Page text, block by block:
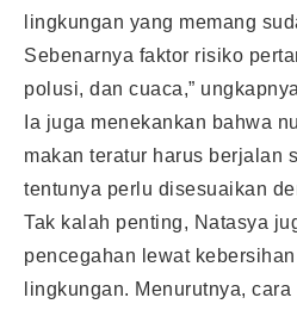
lingkungan yang memang
Sebenarnya faktor risiko
polusi, dan cuaca,”
Ia juga menekankan bahwa
makan teratur harus berjalan
tentunya perlu disesuaikan
Tak kalah penting, Natasya
pencegahan lewat
lingkungan. Menurutnya,